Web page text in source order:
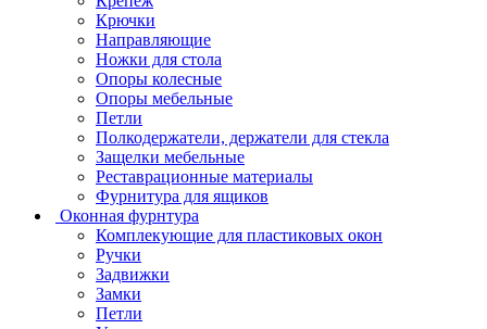
Крючки
Направляющие
Ножки для стола
Опоры колесные
Опоры мебельные
Петли
Полкодержатели, держатели для стекла
Защелки мебельные
Реставрационные материалы
Фурнитура для ящиков
Оконная фурнтура
Комплекующие для пластиковых окон
Ручки
Задвижки
Замки
Петли